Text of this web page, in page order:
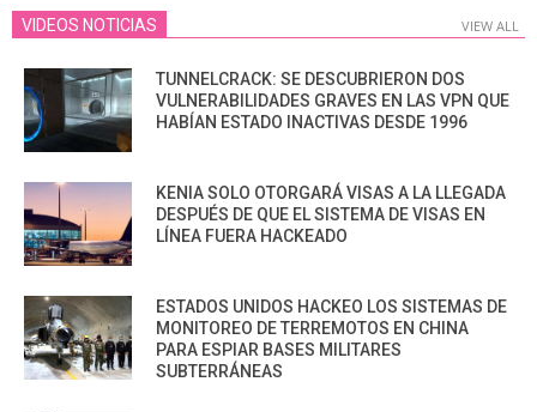
VIDEOS NOTICIAS VIEW ALL
TUNNELCRACK: SE DESCUBRIERON DOS
VULNERABILIDADES GRAVES EN LAS VPN QUE
HABÍAN ESTADO INACTIVAS DESDE 1996
KENIA SOLO OTORGARÁ VISAS A LA LLEGADA
DESPUÉS DE QUE EL SISTEMA DE VISAS EN
LÍNEA FUERA HACKEADO
ESTADOS UNIDOS HACKEO LOS SISTEMAS DE
MONITOREO DE TERREMOTOS EN CHINA
PARA ESPIAR BASES MILITARES
SUBTERRÁNEAS